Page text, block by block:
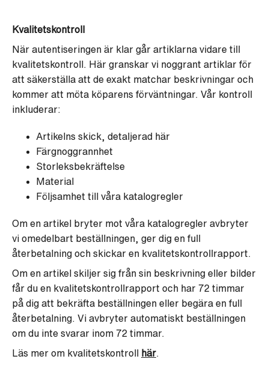
Kvalitetskontroll
När autentiseringen är klar går artiklarna vidare till
kvalitetskontroll. Här granskar vi noggrant artiklar för
att säkerställa att de exakt matchar beskrivningar och
kommer att möta köparens förväntningar. Vår kontroll
inkluderar:
Artikelns skick, detaljerad här
Färgnoggrannhet
Storleksbekräftelse
Material
Följsamhet till våra katalogregler
Om en artikel bryter mot våra katalogregler avbryter
vi omedelbart beställningen, ger dig en full
återbetalning och skickar en kvalitetskontrollrapport.
Om en artikel skiljer sig från sin beskrivning eller bilder
får du en kvalitetskontrollrapport och har 72 timmar
på dig att bekräfta beställningen eller begära en full
återbetalning. Vi avbryter automatiskt beställningen
om du inte svarar inom 72 timmar.
Läs mer om kvalitetskontroll här